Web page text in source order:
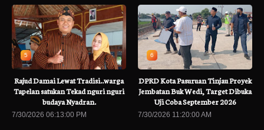
5
Rajud Damai Lewat Tradisi..warga
Tapelan satukan Tekad nguri nguri
budaya Nyadran.
7/30/2026 06:13:00 PM
6
DPRD Kota Pasuruan Tinjau Proyek
Jembatan Buk Wedi, Target Dibuka
Uji Coba September 2026
7/30/2026 11:20:00 AM